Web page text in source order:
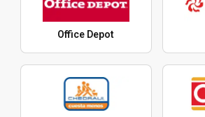
Office Depot